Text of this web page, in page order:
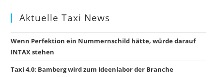
Aktuelle Taxi News
Wenn Perfektion ein Nummernschild hätte, würde darauf
INTAX stehen
Taxi 4.0: Bamberg wird zum Ideenlabor der Branche